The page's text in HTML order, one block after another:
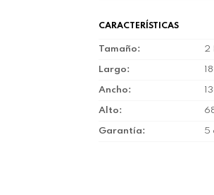
CARACTERÍSTICAS
Tamaño 2
Largo
Ancho
Alto
Garantía 5